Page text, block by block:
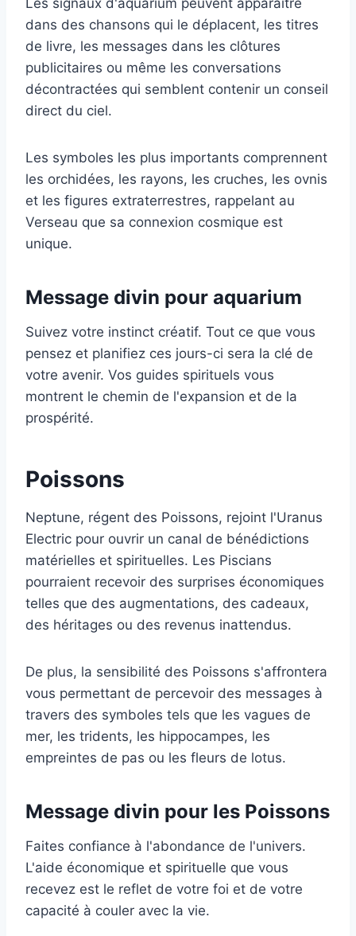
Les signaux d'aquarium peuvent apparaître
dans des chansons qui le déplacent, les titres
de livre, les messages dans les clôtures
publicitaires ou même les conversations
décontractées qui semblent contenir un conseil
direct du ciel.
Les symboles les plus importants comprennent
les orchidées, les rayons, les cruches, les ovnis
et les figures extraterrestres, rappelant au
Verseau que sa connexion cosmique est
unique.
Message divin pour aquarium
Suivez votre instinct créatif. Tout ce que vous
pensez et planifiez ces jours-ci sera la clé de
votre avenir. Vos guides spirituels vous
montrent le chemin de l'expansion et de la
prospérité.
Poissons
Neptune, régent des Poissons, rejoint l'Uranus
Electric pour ouvrir un canal de bénédictions
matérielles et spirituelles. Les Piscians
pourraient recevoir des surprises économiques
telles que des augmentations, des cadeaux,
des héritages ou des revenus inattendus.
De plus, la sensibilité des Poissons s'affrontera
vous permettant de percevoir des messages à
travers des symboles tels que les vagues de
mer, les tridents, les hippocampes, les
empreintes de pas ou les fleurs de lotus.
Message divin pour les Poissons
Faites confiance à l'abondance de l'univers.
L'aide économique et spirituelle que vous
recevez est le reflet de votre foi et de votre
capacité à couler avec la vie.